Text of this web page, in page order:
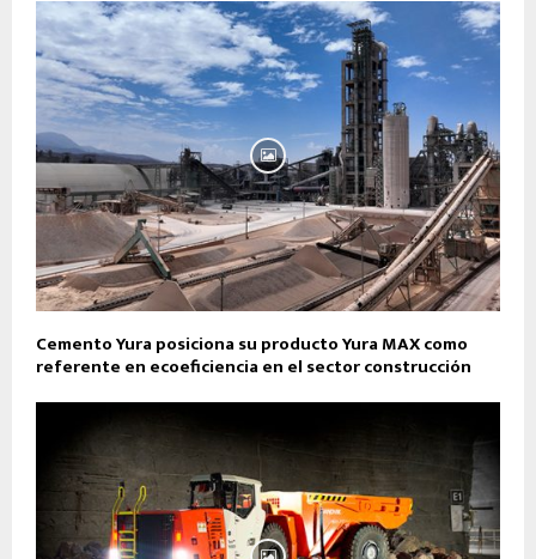
Cemento Yura posiciona su producto Yura MAX como
referente en ecoeficiencia en el sector construcción